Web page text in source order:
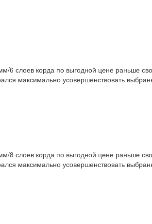
6 слоев корда по выгодной цене раньше
максимально усовершенствовать
8 слоев корда по выгодной цене раньше
максимально усовершенствовать